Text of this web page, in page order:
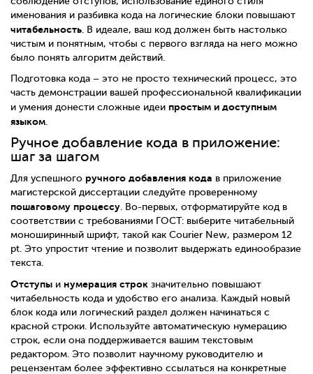
именования и разбивка кода на логические блоки повышают
читабельность. В идеале, ваш код должен быть настолько
чистым и понятным, чтобы с первого взгляда на него можно
было понять алгоритм действий.
Подготовка кода – это не просто технический процесс, это
часть демонстрации вашей профессиональной квалификации
и умения донести сложные идеи простым и доступным
языком.
Ручное добавление кода в приложение:
шаг за шагом
Для успешного ручного добавления кода в приложение
магистерской диссертации следуйте проверенному
пошаговому процессу . Во-первых, отформатируйте код в
соответствии с требованиями ГОСТ: выберите читабельный
моноширинный шрифт, такой как Courier New, размером 12
pt. Это упростит чтение и позволит выдержать единообразие
текста.
Отступы и нумерация строк значительно повышают
читабельность кода и удобство его анализа. Каждый новый
блок кода или логический раздел должен начинаться с
красной строки. Используйте автоматическую нумерацию
строк, если она поддерживается вашим текстовым
редактором. Это позволит научному руководителю и
рецензентам более эффективно ссылаться на конкретные